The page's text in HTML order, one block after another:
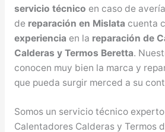
servicio técnico en caso de
de reparación en Mislata cuenta
experiencia en la reparación de
Calderas y Termos Beretta.
conocen muy bien la marca y
que pueda surgir merced a su
Somos un servicio técnico
Calentadores Calderas y Termos